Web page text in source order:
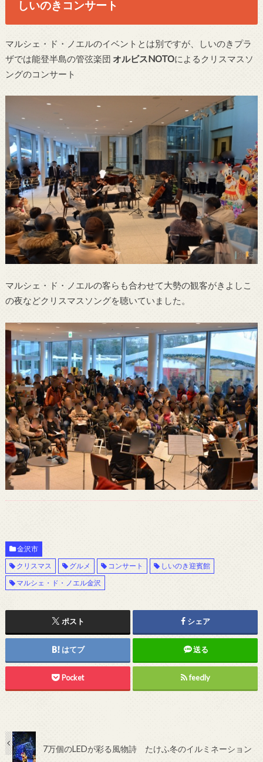
しいのきコンサート
マルシェ・ド・ノエルのイベントとは別ですが、しいのきプラ
ザでは能登半島の管弦楽団 オルビスNOTOによるクリスマスソ
ングのコンサート
マルシェ・ド・ノエルの客らも合わせて大勢の観客がきよしこ
の夜などクリスマスソングを聴いていました。
金沢市
クリスマス
グルメ コンサート
しいのき迎賓館
マルシェ・ド・ノエル金沢
ポスト シェア
はてブ 送る
Pocket feedly
7万個のLEDが彩る風物詩 たけふ冬のイルミネーション